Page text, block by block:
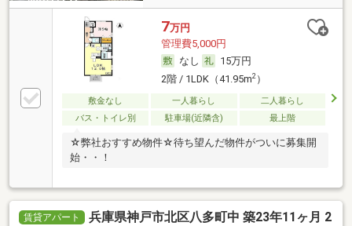
7万円
管理費5,000円
なし
15万円
2階 / 1LDK（41.95m2）
敷金なし 一人暮らし
二人暮らし
バス・トイレ別
駐車場(近隣含) 最上階
☆弊社おすすめ物件☆待ち望んだ物件がついに募集開
始・・！
賃貸アパート
兵庫県神戸市北区八多町中 築23年11ヶ月 2